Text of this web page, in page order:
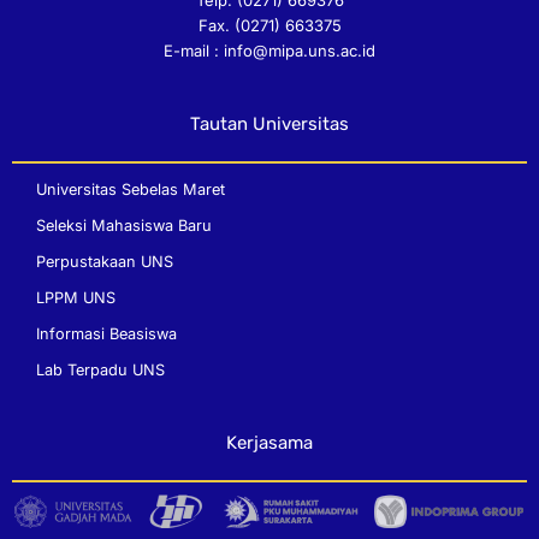
r
a
e
o
k
p
e
Fax. (0271) 663375
E-mail : info@mipa.uns.ac.id
Tautan Universitas
Universitas Sebelas Maret
Seleksi Mahasiswa Baru
Perpustakaan UNS
LPPM UNS
Informasi Beasiswa
Lab Terpadu UNS
Kerjasama